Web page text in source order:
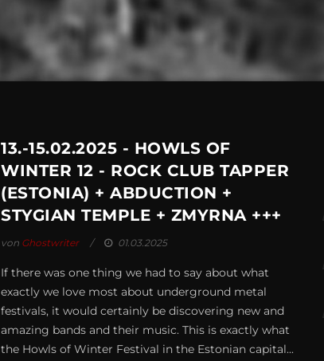
13.-15.02.2025 - HOWLS OF
WINTER 12 - ROCK CLUB TAPPER
(ESTONIA) + ABDUCTION +
STYGIAN TEMPLE + ZMYRNA +++
von Ghostwriter 01.03.2025
If there was one thing we had to say about what
exactly we love most about underground metal
festivals, it would certainly be discovering new and
amazing bands and their music. This is exactly what
the Howls of Winter Festival in the Estonian capital...